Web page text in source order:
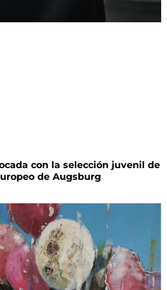
con la selección juvenil de
de Augsburg